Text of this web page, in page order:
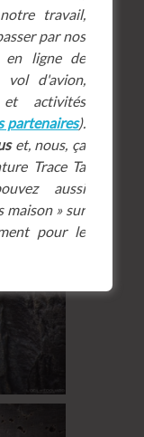
travail,
par nos
ligne de
vol d'avion,
et activités
partenaires).
et, nous, ça
Trace Ta
aussi
maison » sur
pour le